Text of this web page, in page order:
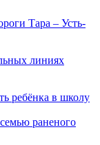
Тара – Усть-
линиях
ребёнка в школу
раненого